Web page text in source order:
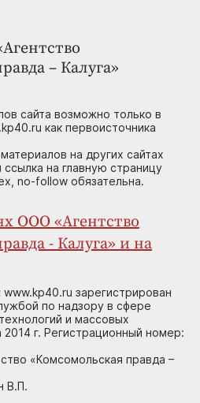
– Калуга»
сайта возможно только в
как первоисточника
на других сайтах
на главную страницу
no-follow обязательна.
ООО «Агентство
- Калуга» и на
зарегистрирован
по надзору в сфере
и массовых
2014 г. Регистрационный номер:
«Комсомольская правда –
В.П.